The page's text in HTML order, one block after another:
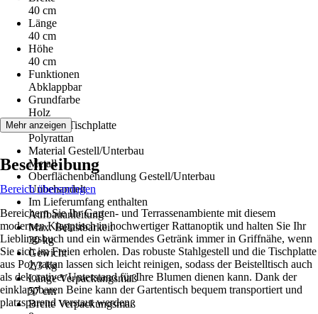
40 cm
Länge
40 cm
Höhe
40 cm
Funktionen
Abklappbar
Grundfarbe
Holz
Material Tischplatte
Polyrattan
Material Gestell/Unterbau
Metall
Oberflächenbehandlung Gestell/Unterbau
Unbehandelt
Im Lieferumfang enthalten
Aufbauanleitung
Max. Belastbarkeit
30 kg
Gewicht
2,3 kg
Länge Verpackungsmaß
57 cm
Breite Verpackungsmaß
Mehr anzeigen
Beschreibung
Bereich überspringen
Bereichern Sie Ihr Garten- und Terrassenambiente mit diesem
modernen Klapptisch in hochwertiger Rattanoptik und halten Sie Ihr
Lieblingsbuch und ein wärmendes Getränk immer in Griffnähe, wenn
Sie sich im Freien erholen. Das robuste Stahlgestell und die Tischplatte
aus Polyrattan lassen sich leicht reinigen, sodass der Beistelltisch auch
als dekorativer Unterstand für Ihre Blumen dienen kann. Dank der
einklappbaren Beine kann der Gartentisch bequem transportiert und
platzsparend verstaut werden.